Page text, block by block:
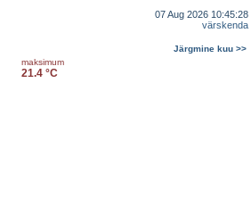
07 Aug 2026 10:45:28
värskenda
Järgmine kuu >>
maksimum
21.4 °C